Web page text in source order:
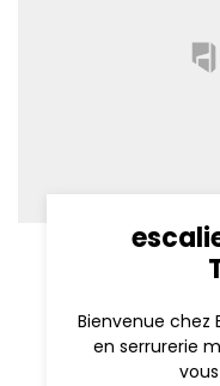
Bienvenue chez
en serrurerie